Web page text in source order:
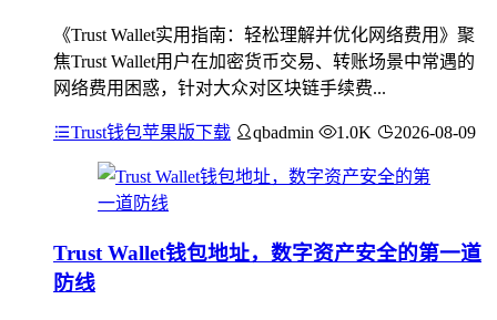
《Trust Wallet实用指南：轻松理解并优化网络费用》聚
焦Trust Wallet用户在加密货币交易、转账场景中常遇的
网络费用困惑，针对大众对区块链手续费...
Trust钱包苹果版下载 qbadmin 1.0K 2026-08-09
Trust Wallet钱包地址，数字资产安全的第一道
防线